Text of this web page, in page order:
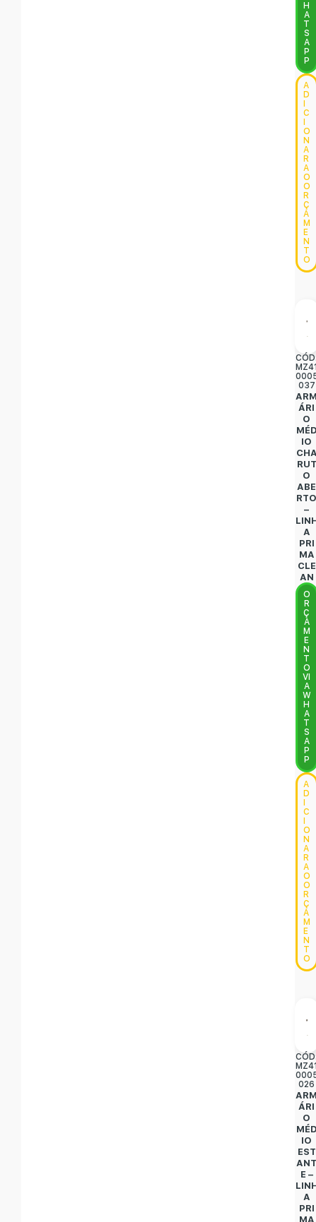
H
A
T
S
A
P
P
A
D
C
O
N
A
R
A
O
O
R
Ç
A
M
E
N
T
O
037
ÁRI
O
IO
RUT
O
ABE
–
A
PRI
MA
CLE
AN
O
R
Ç
A
M
E
N
T
O
VI
A
W
H
A
T
S
A
P
P
A
D
C
O
N
A
R
A
O
O
R
Ç
A
M
E
N
T
O
026
ÁRI
O
IO
EST
E –
A
PRI
MA